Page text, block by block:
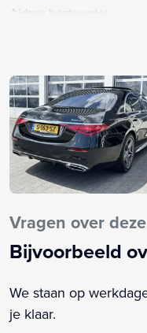
Airbag bestuurder
Alarm klasse
Alarmsysteem
AMG-styling
AMG pakket
Android Auto
Anti Blokkeer Systeem
Apple Carplay/Android
Armsteun
Armsteun voor
Audio installatie
Vragen over
Bijvoorbeeld
We staan op
je klaar.